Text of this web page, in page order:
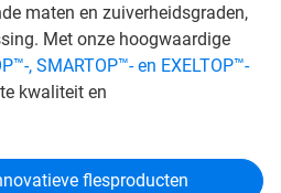
maten en zuiverheidsgraden,
Met onze hoogwaardige
, SMARTOP™- en EXELTOP™-
kwaliteit en
flesproducten